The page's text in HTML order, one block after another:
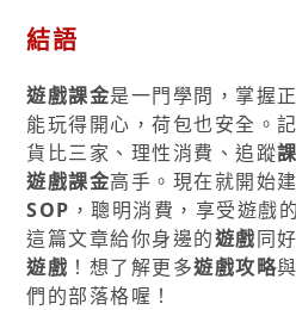
結語
遊戲課金是一門學問，掌握
能玩得開心，荷包也安全。
貨比三家、理性消費、追蹤
遊戲課金高手。現在就開始
SOP ，聰明消費，享受遊戲
這篇文章給你身邊的遊戲同
遊戲 ！想了解更多遊戲攻略與
們的部落格喔！